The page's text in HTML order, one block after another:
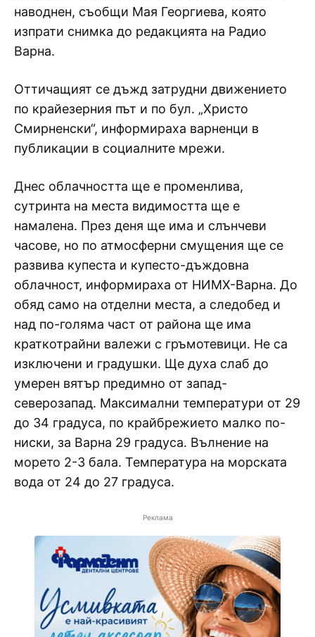
наводнен, съобщи Мая Георгиева, която
изпрати снимка до редакцията на Радио
Варна.
Оттичащият се дъжд затрудни движението
по крайезерния път и по бул. „Христо
Смирненски“, информираха варненци в
публикации в социалните мрежи.
Днес облачността ще е променлива,
сутринта на места видимостта ще е
намалена. През деня ще има и слънчеви
часове, но по атмосферни смущения ще се
развива купеста и купесто-дъждовна
облачност, информираха от НИМХ-Варна. До
обяд само на отделни места, а следобед и
над по-голяма част от района ще има
краткотрайни валежи с гръмотевици. Не са
изключени и градушки. Ще духа слаб до
умерен вятър предимно от запад-
северозапад. Максимални температури от 29
до 34 градуса, по крайбрежието малко по-
ниски, за Варна 29 градуса. Вълнение на
морето 2-3 бала. Температура на морската
вода от 24 до 27 градуса.
Реклама